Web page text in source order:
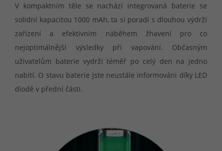
V kompaktním těle se nachází integrovaná baterie se
solidní kapacitou 1000 mAh, ta si poradí s dlouhou výdrží
zařízení a efektivním náběhem žhavení pro co
nejoptimálnější výsledky při vapování. Občasným
uživatelům baterie vydrží téměř po celý den na jedno
nabití. O stavu baterie jste neustále informováni díky LED
diodě v přední části.